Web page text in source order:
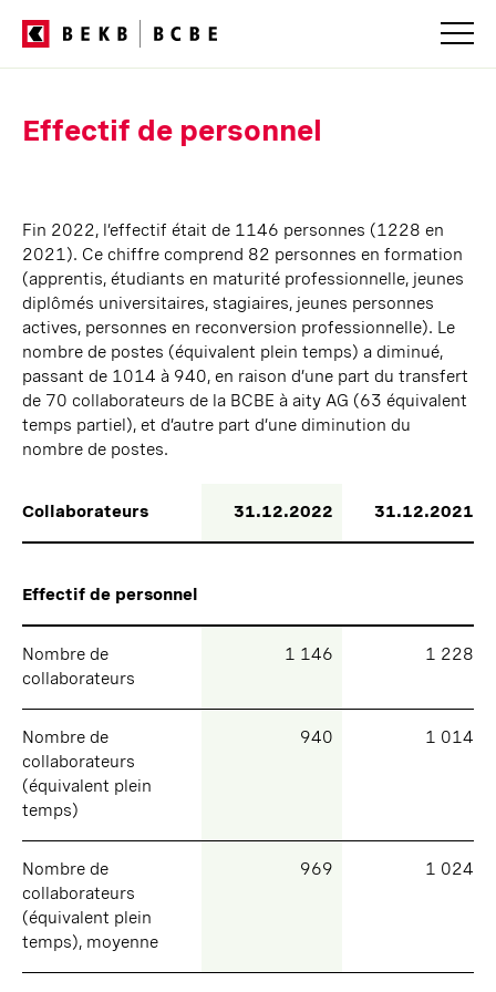
Effectif de personnel
Fin 2022, l’effectif était de 1146 personnes (1228 en
2021). Ce chiffre comprend 82 personnes en formation
(apprentis, étudiants en maturité professionnelle, jeunes
diplômés universitaires, stagiaires, jeunes personnes
actives, personnes en reconversion professionnelle). Le
nombre de postes (équivalent plein temps) a diminué,
passant de 1014 à 940, en raison d’une part du transfert
de 70 collaborateurs de la BCBE à aity AG (63 équivalent
temps partiel), et d’autre part d’une diminution du
nombre de postes.
Collaborateurs 31.12.2022 31.12.2021
Effectif de personnel
Nombre de
collaborateurs
1 146 1 228
Nombre de
collaborateurs
(équivalent plein
temps)
940 1 014
Nombre de
collaborateurs
(équivalent plein
temps), moyenne
969 1 024
Collaborateurs
Effectif de personnel
Nombre de
collaborateurs
Nombre de
collaborateurs
(équivalent plein
temps)
Nombre de
collaborateurs
(équivalent plein
temps), moyenne